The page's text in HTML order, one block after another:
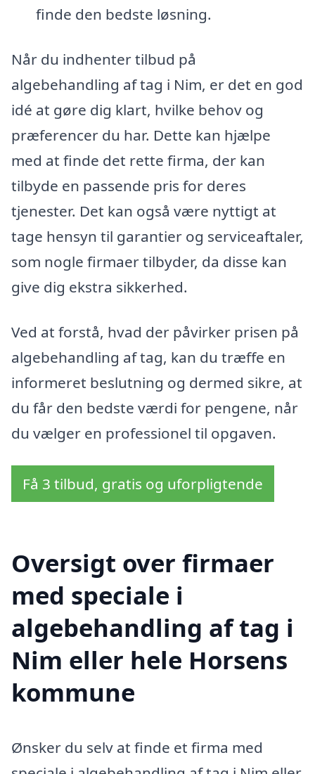
finde den bedste løsning.
Når du indhenter tilbud på
algebehandling af tag i Nim, er det en god
idé at gøre dig klart, hvilke behov og
præferencer du har. Dette kan hjælpe
med at finde det rette firma, der kan
tilbyde en passende pris for deres
tjenester. Det kan også være nyttigt at
tage hensyn til garantier og serviceaftaler,
som nogle firmaer tilbyder, da disse kan
give dig ekstra sikkerhed.
Ved at forstå, hvad der påvirker prisen på
algebehandling af tag, kan du træffe en
informeret beslutning og dermed sikre, at
du får den bedste værdi for pengene, når
du vælger en professionel til opgaven.
Få 3 tilbud, gratis og uforpligtende
Oversigt over firmaer
med speciale i
algebehandling af tag i
Nim eller hele Horsens
kommune
Ønsker du selv at finde et firma med